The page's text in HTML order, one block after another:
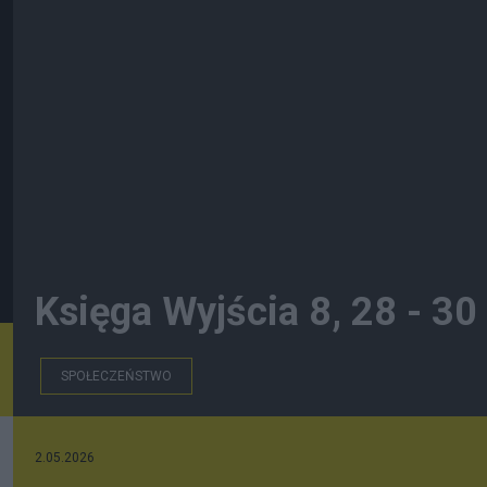
Księga Wyjścia 8, 28 - 30
SPOŁECZEŃSTWO
2.05.2026